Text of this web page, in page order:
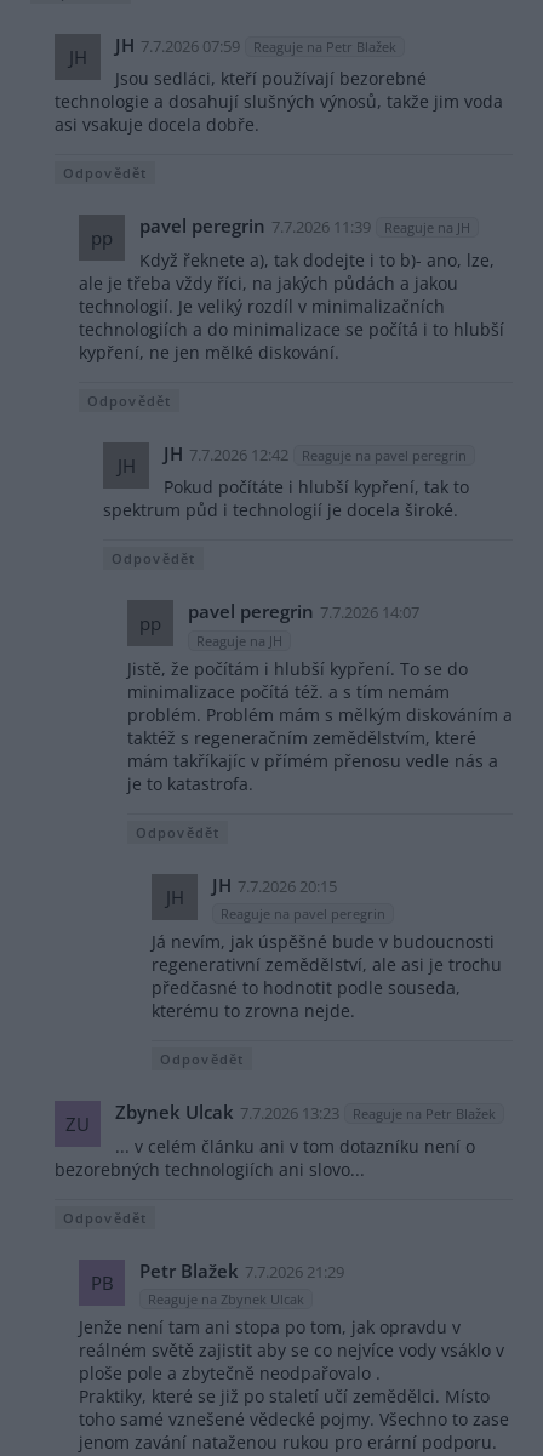
JH JH 7.7.2026 07:59 Reaguje na Petr Blažek
Jsou sedláci, kteří používají bezorebné
technologie a dosahují slušných výnosů, takže jim voda
asi vsakuje docela dobře.
Odpovědět
pp pavel peregrin 7.7.2026 11:39 Reaguje na JH
Když řeknete a), tak dodejte i to b)- ano, lze,
ale je třeba vždy říci, na jakých půdách a jakou
technologií. Je veliký rozdíl v minimalizačních
technologiích a do minimalizace se počítá i to hlubší
kypření, ne jen mělké diskování.
Odpovědět
JH JH 7.7.2026 12:42 Reaguje na pavel peregrin
Pokud počítáte i hlubší kypření, tak to
spektrum půd i technologií je docela široké.
Odpovědět
pp pavel peregrin 7.7.2026 14:07
Reaguje na JH
Jistě, že počítám i hlubší kypření. To se do
minimalizace počítá též. a s tím nemám
problém. Problém mám s mělkým diskováním a
taktéž s regeneračním zemědělstvím, které
mám takříkajíc v přímém přenosu vedle nás a
je to katastrofa.
Odpovědět
JH JH 7.7.2026 20:15
Reaguje na pavel peregrin
Já nevím, jak úspěšné bude v budoucnosti
regenerativní zemědělství, ale asi je trochu
předčasné to hodnotit podle souseda,
kterému to zrovna nejde.
Odpovědět
ZU Zbynek Ulcak 7.7.2026 13:23 Reaguje na Petr Blažek
... v celém článku ani v tom dotazníku není o
bezorebných technologiích ani slovo...
Odpovědět
PB Petr Blažek 7.7.2026 21:29
Reaguje na Zbynek Ulcak
Jenže není tam ani stopa po tom, jak opravdu v
reálném světě zajistit aby se co nejvíce vody vsáklo v
ploše pole a zbytečně neodpařovalo .
Praktiky, které se již po staletí učí zemědělci. Místo
toho samé vznešené vědecké pojmy. Všechno to zase
jenom zavání nataženou rukou pro erární podporu.